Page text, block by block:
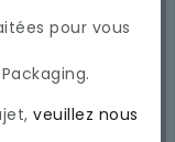
EN
SAVOIR
pour vous
veuillez nous